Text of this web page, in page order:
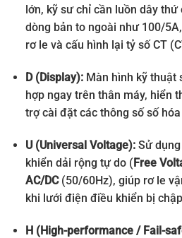
lớn, kỹ sư chỉ cần luồn dây
dòng bản to ngoài như 100/
rơ le và cấu hình lại tỷ số CT
D (Display):Màn hình kỹ thuật
hợp ngay trên thân máy, hiển
trợ cài đặt các thông số số
U (Universal Voltage):Sử dụng
khiển dải rộng tự do (Free
AC/DC(50/60Hz), giúp rơ le
khi lưới điện điều khiển bị
H (High-performance / Fail-